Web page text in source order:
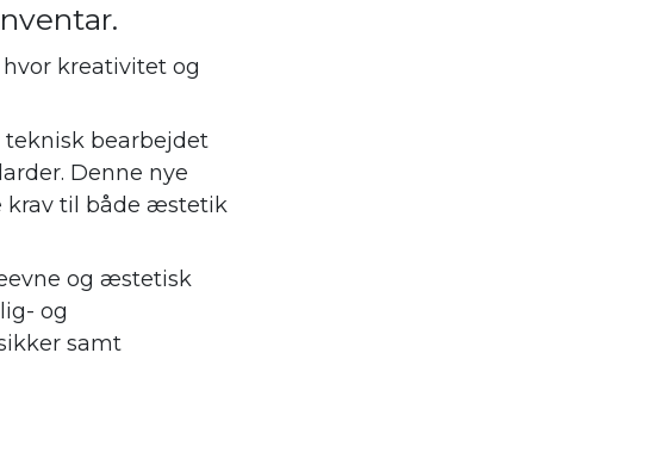
kreativitet og
bearbejdet
Denne nye
krav til både æstetik
og æstetisk
og
samt